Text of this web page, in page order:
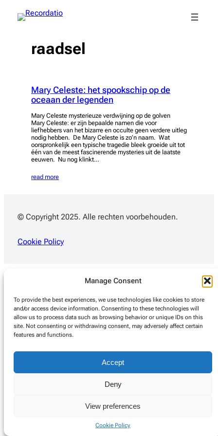
Manage Consent
To provide the best experiences, we use technologies like cookies to store
and/or access device information. Consenting to these technologies will
allow us to process data such as browsing behavior or unique IDs on this
site. Not consenting or withdrawing consent, may adversely affect certain
features and functions.
Accept
Deny
View preferences
Cookie Policy
naar
raadsel
Mary Celeste: het spookschip op de
oceaan der legenden
Mary Celeste mysterieuze verdwijning op de golven
Mary Celeste: er zijn bepaalde namen die voor
liefhebbers van het bizarre en occulte geen verdere uitleg
nodig hebben. De Mary Celeste is zo’n naam. Wat
oorspronkelijk een typische tragedie bleek groeide uit tot
één van de meest fascinerende mysteries uit de laatste
eeuwen. Nu nog klinkt…
read more
© Copyright 2025. Alle rechten voorbehouden.
Cookie Policy